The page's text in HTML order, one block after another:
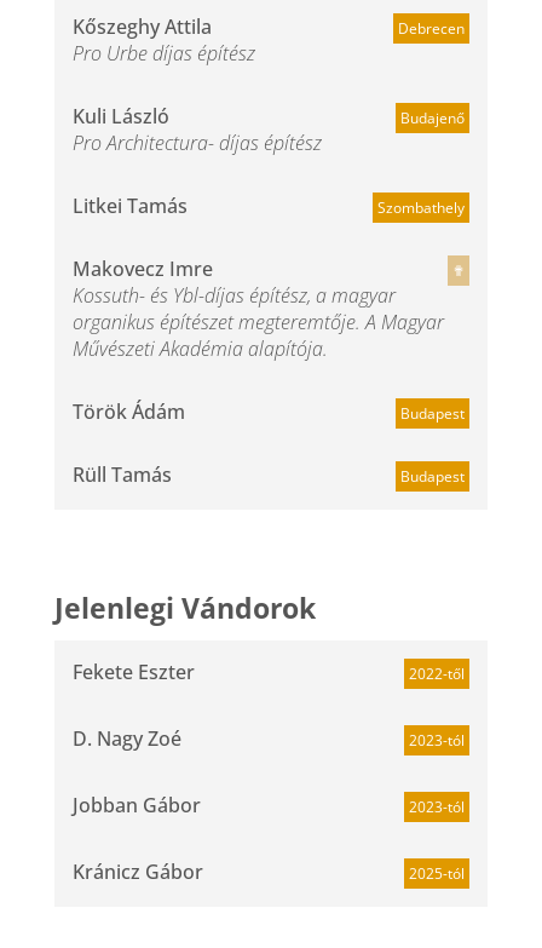
Kőszeghy Attila Debrecen
Pro Urbe díjas építész
Kuli László Budajenő
Pro Architectura- díjas építész
Litkei Tamás Szombathely
Makovecz Imre ✟
Kossuth- és Ybl-díjas építész, a magyar
organikus építészet megteremtője. A Magyar
Művészeti Akadémia alapítója.
Török Ádám Budapest
Rüll Tamás Budapest
Jelenlegi Vándorok
Fekete Eszter 2022-től
D. Nagy Zoé 2023-tól
Jobban Gábor 2023-tól
Kránicz Gábor 2025-tól